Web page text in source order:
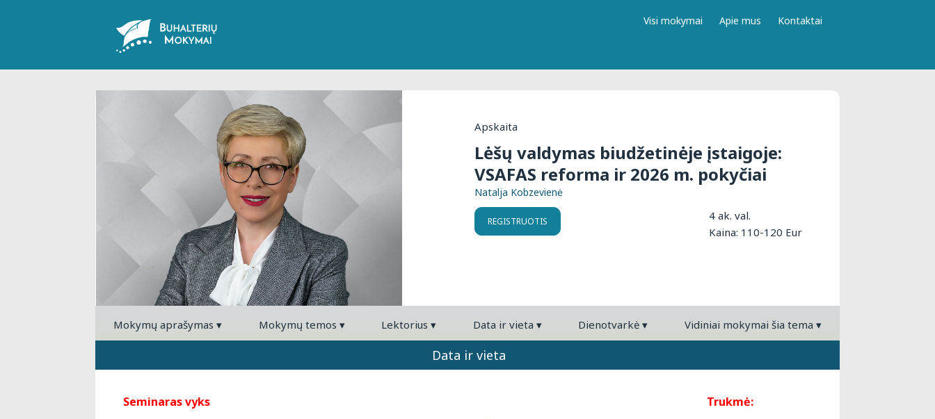
Visi mokymai Apie mus Kontaktai
Apskaita
Lėšų valdymas biudžetinėje įstaigoje:
VSAFAS reforma ir 2026 m. pokyčiai
Natalja Kobzevienė
REGISTRUOTIS
4 ak. val.
Kaina: 110-120 Eur
Mokymų aprašymas▾ Mokymų temos ▾ Lektorius▾ Data ir vieta ▾ Dienotvarkė▾ Vidiniai mokymai šia tema ▾
Data ir vieta
Seminaras vyks Trukmė: